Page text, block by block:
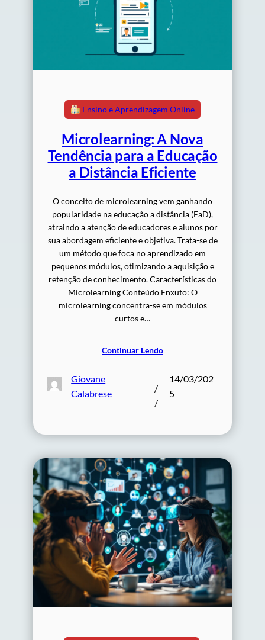
Ensino e Aprendizagem Online
Microlearning: A Nova
Tendência para a Educação
a Distância Eficiente
O conceito de microlearning vem ganhando
popularidade na educação a distância (EaD),
atraindo a atenção de educadores e alunos por
sua abordagem eficiente e objetiva. Trata-se de
um método que foca no aprendizado em
pequenos módulos, otimizando a aquisição e
retenção de conhecimento. Características do
Microlearning Conteúdo Enxuto: O
microlearning concentra-se em módulos
curtos e…
Continuar Lendo
Giovane
Calabrese
/
/
14/03/202
5